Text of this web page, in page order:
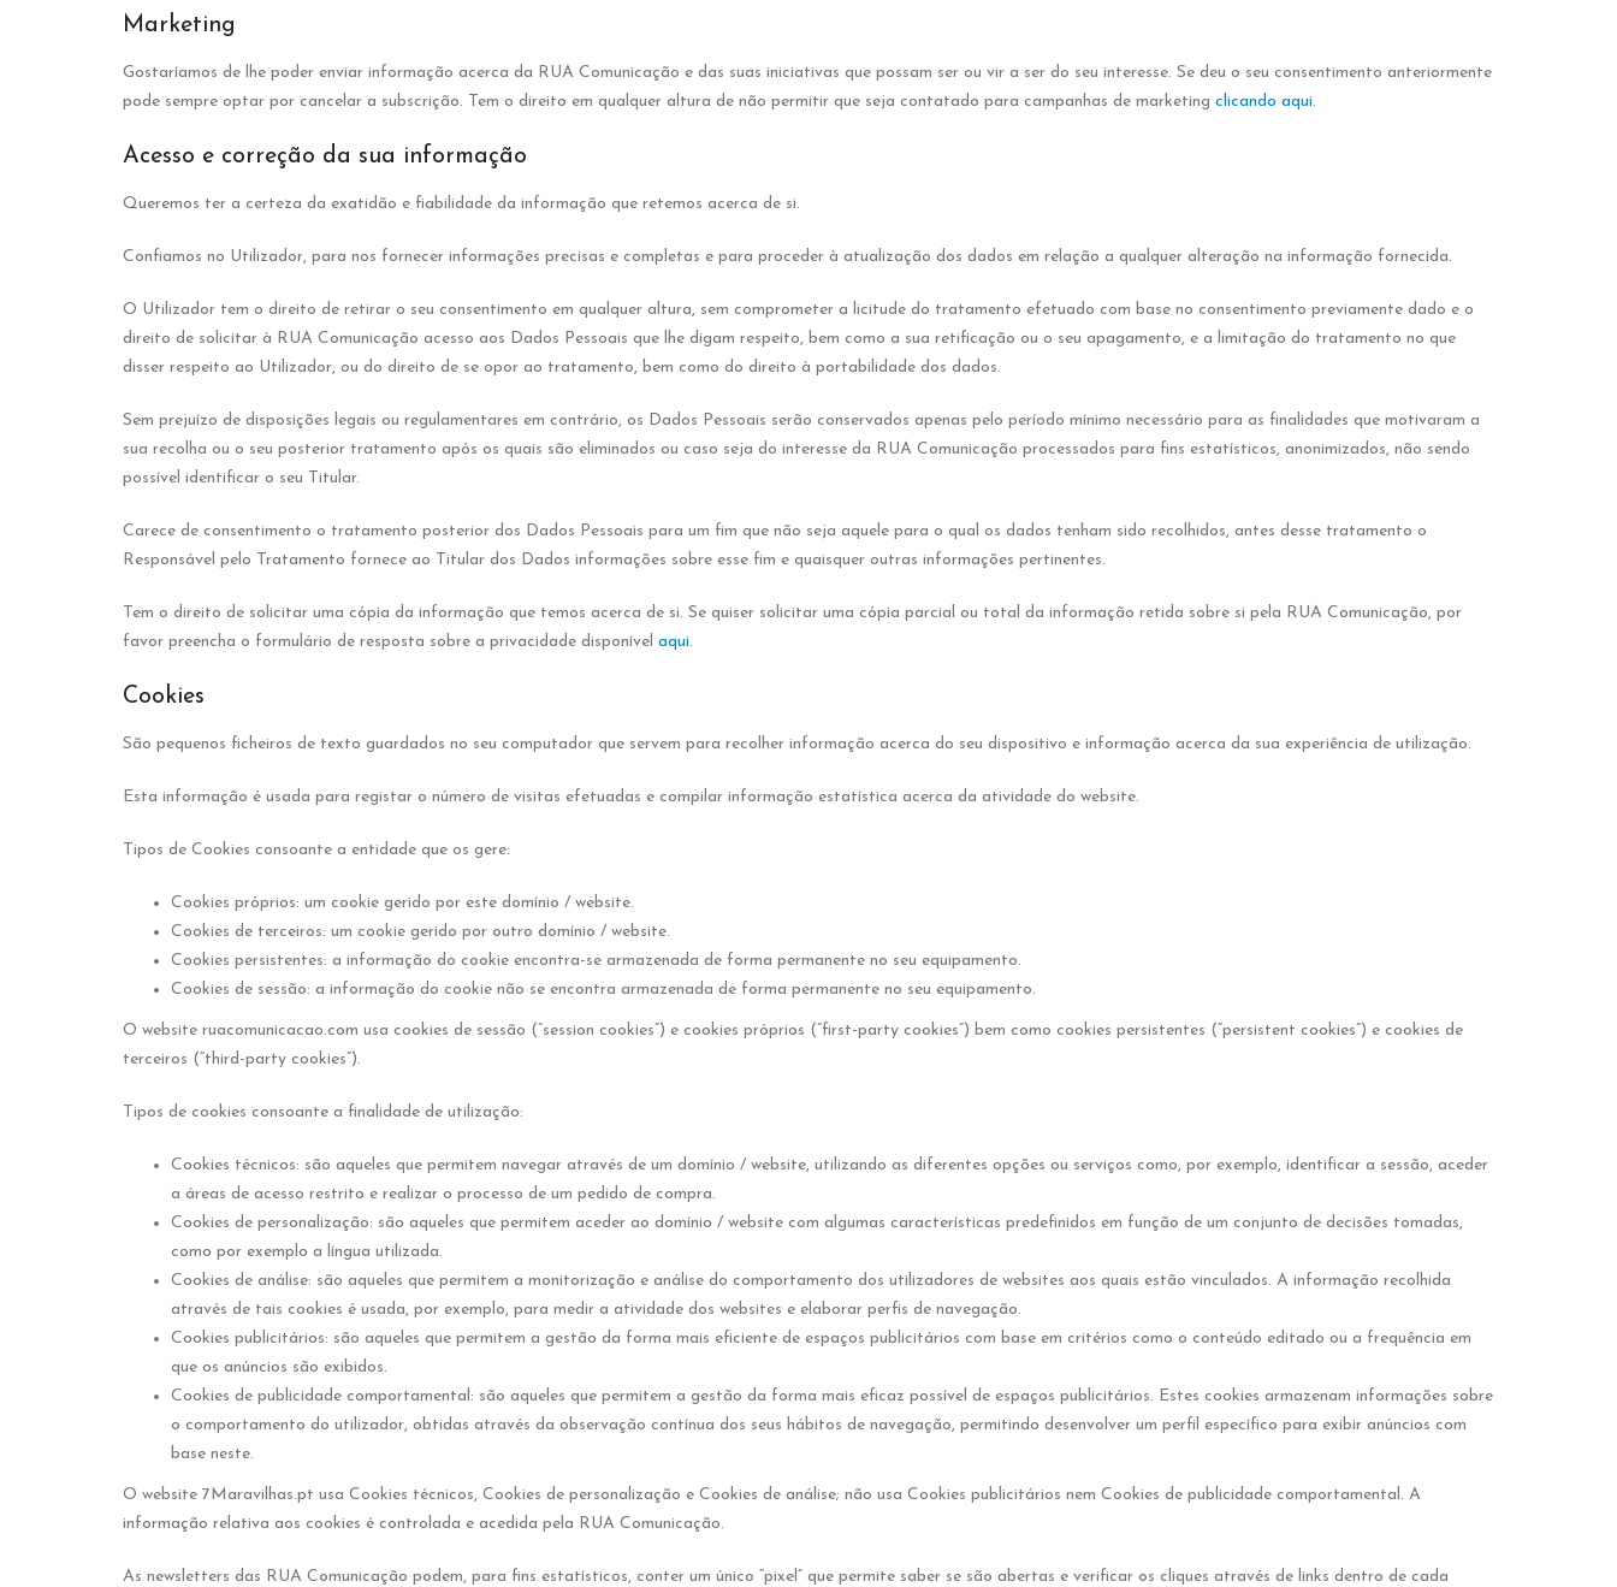
Marketing
Gostaríamos de lhe poder enviar informação acerca da RUA Comunicação e das suas iniciativas que possam ser ou vir a ser do seu interesse. Se deu o seu consentimento anteriormente
pode sempre optar por cancelar a subscrição. Tem o direito em qualquer altura de não permitir que seja contatado para campanhas de marketing clicando aqui.
Acesso e correção da sua informação
Queremos ter a certeza da exatidão e fiabilidade da informação que retemos acerca de si.
Confiamos no Utilizador, para nos fornecer informações precisas e completas e para proceder à atualização dos dados em relação a qualquer alteração na informação fornecida.
O Utilizador tem o direito de retirar o seu consentimento em qualquer altura, sem comprometer a licitude do tratamento efetuado com base no consentimento previamente dado e o
direito de solicitar à RUA Comunicação acesso aos Dados Pessoais que lhe digam respeito, bem como a sua retificação ou o seu apagamento, e a limitação do tratamento no que
disser respeito ao Utilizador, ou do direito de se opor ao tratamento, bem como do direito à portabilidade dos dados.
Sem prejuízo de disposições legais ou regulamentares em contrário, os Dados Pessoais serão conservados apenas pelo período mínimo necessário para as finalidades que motivaram a
sua recolha ou o seu posterior tratamento após os quais são eliminados ou caso seja do interesse da RUA Comunicação processados para fins estatísticos, anonimizados, não sendo
possível identificar o seu Titular.
Carece de consentimento o tratamento posterior dos Dados Pessoais para um fim que não seja aquele para o qual os dados tenham sido recolhidos, antes desse tratamento o
Responsável pelo Tratamento fornece ao Titular dos Dados informações sobre esse fim e quaisquer outras informações pertinentes.
Tem o direito de solicitar uma cópia da informação que temos acerca de si. Se quiser solicitar uma cópia parcial ou total da informação retida sobre si pela RUA Comunicação, por
favor preencha o formulário de resposta sobre a privacidade disponível aqui.
Cookies
São pequenos ficheiros de texto guardados no seu computador que servem para recolher informação acerca do seu dispositivo e informação acerca da sua experiência de utilização.
Esta informação é usada para registar o número de visitas efetuadas e compilar informação estatística acerca da atividade do website.
Tipos de Cookies consoante a entidade que os gere:
Cookies próprios: um cookie gerido por este domínio / website.
Cookies de terceiros: um cookie gerido por outro domínio / website.
Cookies persistentes: a informação do cookie encontra-se armazenada de forma permanente no seu equipamento.
Cookies de sessão: a informação do cookie não se encontra armazenada de forma permanente no seu equipamento.
O website ruacomunicacao.com usa cookies de sessão (“session cookies”) e cookies próprios (“first-party cookies”) bem como cookies persistentes (“persistent cookies”) e cookies de
terceiros (“third-party cookies”).
Tipos de cookies consoante a finalidade de utilização:
Cookies técnicos: são aqueles que permitem navegar através de um domínio / website, utilizando as diferentes opções ou serviços como, por exemplo, identificar a sessão, aceder
a áreas de acesso restrito e realizar o processo de um pedido de compra.
Cookies de personalização: são aqueles que permitem aceder ao domínio / website com algumas características predefinidos em função de um conjunto de decisões tomadas,
como por exemplo a língua utilizada.
Cookies de análise: são aqueles que permitem a monitorização e análise do comportamento dos utilizadores de websites aos quais estão vinculados. A informação recolhida
através de tais cookies é usada, por exemplo, para medir a atividade dos websites e elaborar perfis de navegação.
Cookies publicitários: são aqueles que permitem a gestão da forma mais eficiente de espaços publicitários com base em critérios como o conteúdo editado ou a frequência em
que os anúncios são exibidos.
Cookies de publicidade comportamental: são aqueles que permitem a gestão da forma mais eficaz possível de espaços publicitários. Estes cookies armazenam informações sobre
o comportamento do utilizador, obtidas através da observação contínua dos seus hábitos de navegação, permitindo desenvolver um perfil específico para exibir anúncios com
base neste.
O website 7Maravilhas.pt usa Cookies técnicos, Cookies de personalização e Cookies de análise; não usa Cookies publicitários nem Cookies de publicidade comportamental. A
informação relativa aos cookies é controlada e acedida pela RUA Comunicação.
As newsletters das RUA Comunicação podem, para fins estatísticos, conter um único “pixel” que permite saber se são abertas e verificar os cliques através de links dentro de cada